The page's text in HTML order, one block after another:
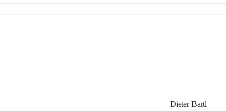
Dieter Bartl